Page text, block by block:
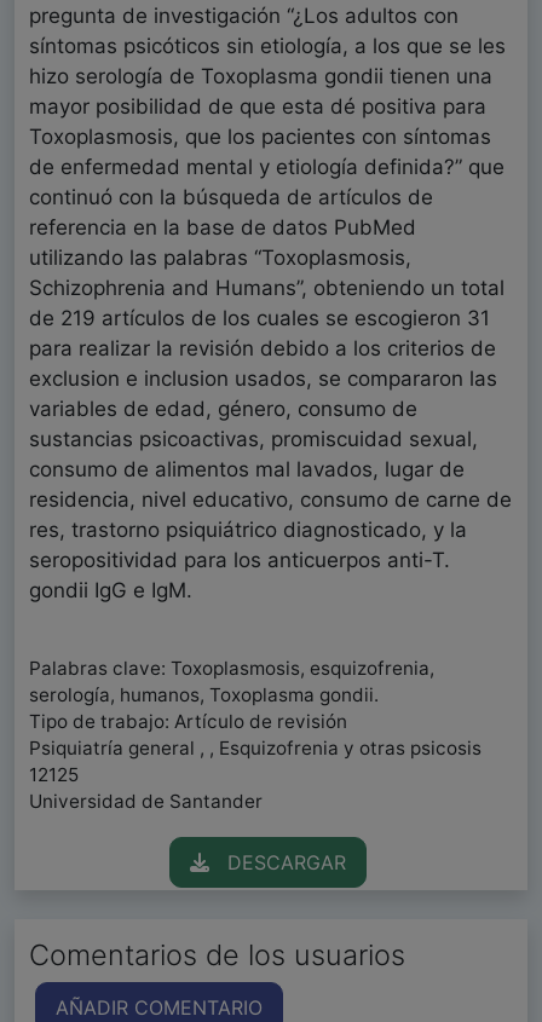
pregunta de investigación “¿Los adultos con
síntomas psicóticos sin etiología, a los que se les
hizo serología de Toxoplasma gondii tienen una
mayor posibilidad de que esta dé positiva para
Toxoplasmosis, que los pacientes con síntomas
de enfermedad mental y etiología definida?” que
continuó con la búsqueda de artículos de
referencia en la base de datos PubMed
utilizando las palabras “Toxoplasmosis,
Schizophrenia and Humans”, obteniendo un total
de 219 artículos de los cuales se escogieron 31
para realizar la revisión debido a los criterios de
exclusion e inclusion usados, se compararon las
variables de edad, género, consumo de
sustancias psicoactivas, promiscuidad sexual,
consumo de alimentos mal lavados, lugar de
residencia, nivel educativo, consumo de carne de
res, trastorno psiquiátrico diagnosticado, y la
seropositividad para los anticuerpos anti-T.
gondii IgG e IgM.
Palabras clave: Toxoplasmosis, esquizofrenia,
serología, humanos, Toxoplasma gondii.
Tipo de trabajo: Artículo de revisión
Psiquiatría general , , Esquizofrenia y otras psicosis
12125
Universidad de Santander
DESCARGAR
Comentarios de los usuarios
AÑADIR COMENTARIO